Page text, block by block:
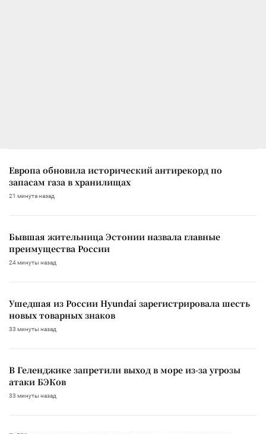
Европа обновила исторический антирекорд по
запасам газа в хранилищах
21 минута назад
Бывшая жительница Эстонии назвала главные
преимущества России
24 минуты назад
Ушедшая из России Hyundai зарегистрировала шесть
новых товарных знаков
33 минуты назад
В Геленджике запретили выход в море из-за угрозы
атаки БЭКов
33 минуты назад